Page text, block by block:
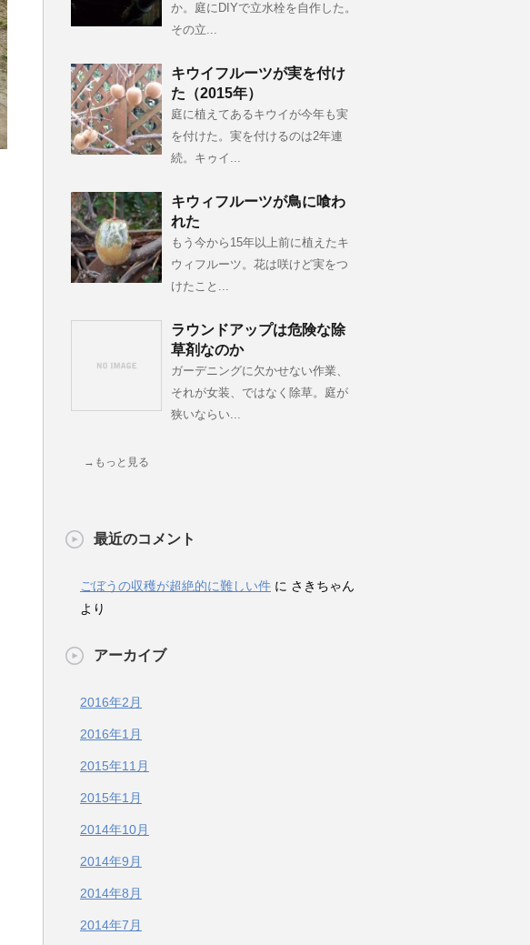
か。庭にDIYで立水栓を自作した。
その立...
キウイフルーツが実を付け
た（2015年）
庭に植えてあるキウイが今年も実
を付けた。実を付けるのは2年連
続。キゥイ...
キウィフルーツが鳥に喰わ
れた
もう今から15年以上前に植えたキ
ウィフルーツ。花は咲けど実をつ
けたこと...
ラウンドアップは危険な除
草剤なのか
ガーデニングに欠かせない作業、
それが女装、ではなく除草。庭が
狭いならい...
→もっと見る
最近のコメント
ごぼうの収穫が超絶的に難しい件 に さきちゃん
より
アーカイブ
2016年2月
2016年1月
2015年11月
2015年1月
2014年10月
2014年9月
2014年8月
2014年7月